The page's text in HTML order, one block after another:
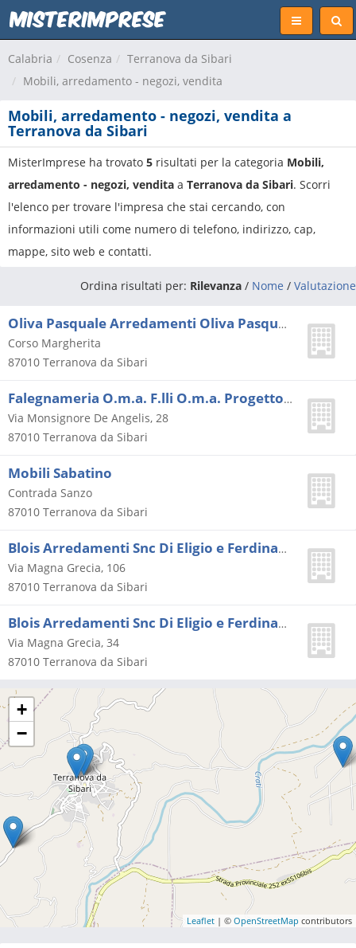
Calabria Cosenza
Terranova da Sibari
Mobili, arredamento - negozi, vendita
Mobili, arredamento - negozi, vendita a
Terranova da Sibari
MisterImprese ha trovato 5 risultati per la categoria Mobili,
arredamento - negozi, vendita a Terranova da Sibari. Scorri
l'elenco per trovare l'impresa che stai cercando, con
informazioni utili come numero di telefono, indirizzo, cap,
mappe, sito web e contatti.
Ordina risultati per: Rilevanza / Nome / Valutazione
Oliva Pasquale Arredamenti Oliva Pasquale Srl
Corso Margherita
87010 Terranova da Sibari
Falegnameria O.m.a. F.lli O.m.a. Progetto Legno
Via Monsignore De Angelis, 28
87010 Terranova da Sibari
Mobili Sabatino
Contrada Sanzo
87010 Terranova da Sibari
Blois Arredamenti Snc Di Eligio e Ferdinando Blois
Via Magna Grecia, 106
87010 Terranova da Sibari
Blois Arredamenti Snc Di Eligio e Ferdinando Blois
Via Magna Grecia, 34
87010 Terranova da Sibari
+
−
Leaflet | © OpenStreetMap contributors